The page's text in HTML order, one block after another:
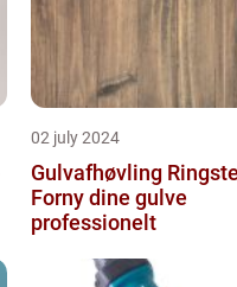
02 july 2024
Gulvafhøvling
Forny dine gulve
professionelt